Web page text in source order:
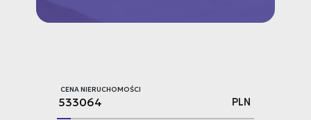
CENA NIERUCHOMOŚCI
PLN